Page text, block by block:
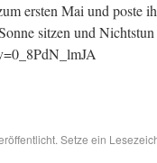
ersten Mai und poste
sitzen und Nichtstun
Setze ein